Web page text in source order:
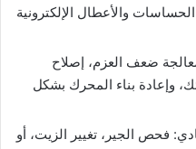
والأعطال الإلكترونية
ضعف العزم، إصلاح
وإعادة بناء المحرك بشكل
فحص الجير، تغيير الزيت، أو